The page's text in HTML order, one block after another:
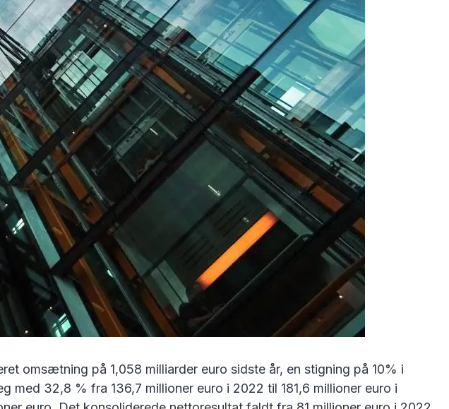
omsætning på 1,058 milliarder euro sidste år, en stigning på 10% i
med 32,8 % fra 136,7 millioner euro i 2022 til 181,6 millioner euro i